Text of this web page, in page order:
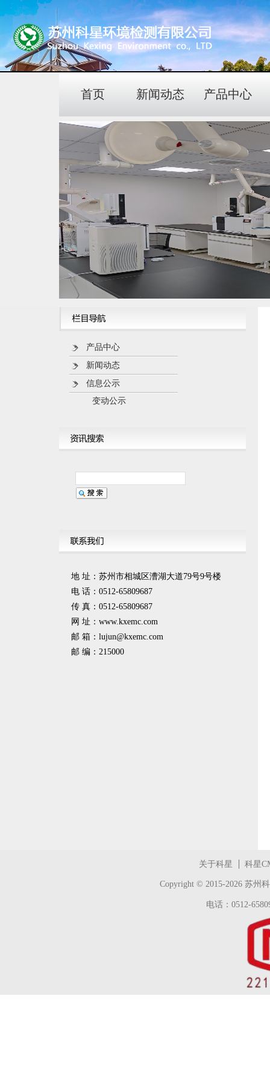
首页 新闻动态 产品中心
产品中心
新闻动态
信息公示
变动公示
地 址：苏州市相城区漕湖大道79号9号楼
电 话：0512-65809687
传 真：0512-65809687
网 址：www.kxemc.com
邮 箱： lujun@kxemc.com
邮 编：215000
关于科星 科星
Copyright © 2015-2026 苏州
电话：0512-